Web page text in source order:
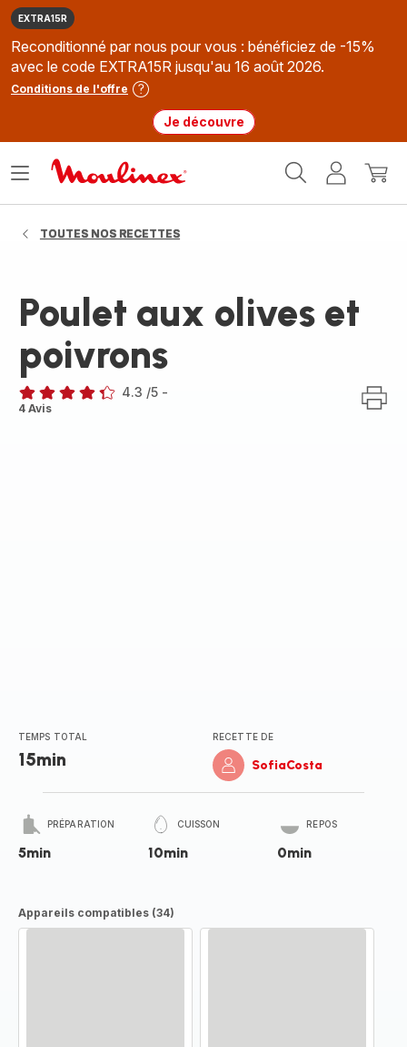
EXTRA15R
Reconditionné par nous pour vous : bénéficiez de -15%
avec le code EXTRA15R jusqu'au 16 août 2026.
Conditions de l'offre
Je découvre
MonMon
Ouvrir
TOUTES NOS RECETTES
Poulet aux olives et
poivrons
ratings.4.3
4.3 /5 -
4 Avis
TEMPS TOTAL
15min
RECETTE DE
SofiaCosta
PRÉPARATION
5min
CUISSON
10min
REPOS
0min
Appareils compatibles (34)